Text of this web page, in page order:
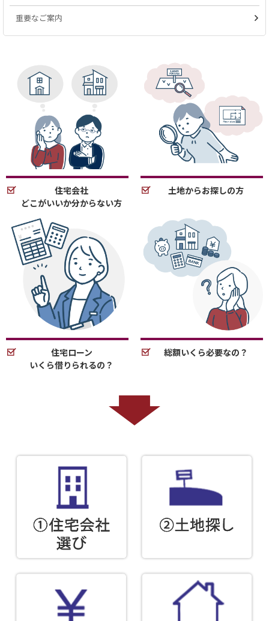
重要なご案内
住宅会社
どこがいいか分からない方
土地からお探しの方
住宅ローン
いくら借りられるの？
総額いくら必要なの？